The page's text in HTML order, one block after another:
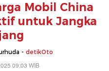
Mobil China
untuk Jangka
- detikOto
09:03 WIB